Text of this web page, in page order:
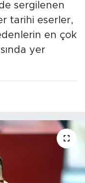
sergilenen
tarihi eserler,
en çok
yer